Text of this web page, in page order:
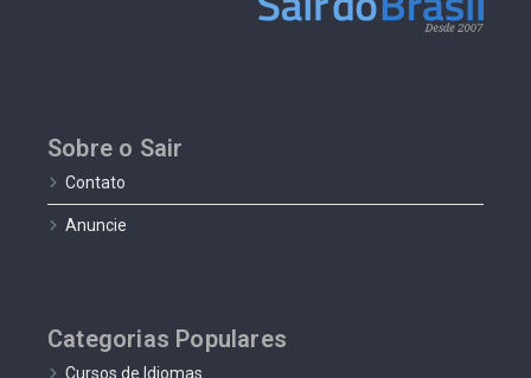
Sobre o Sair
Contato
Anuncie
Categorias Populares
Cursos de Idiomas